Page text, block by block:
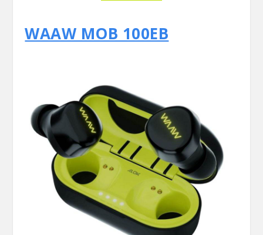
WAAW MOB 100EB